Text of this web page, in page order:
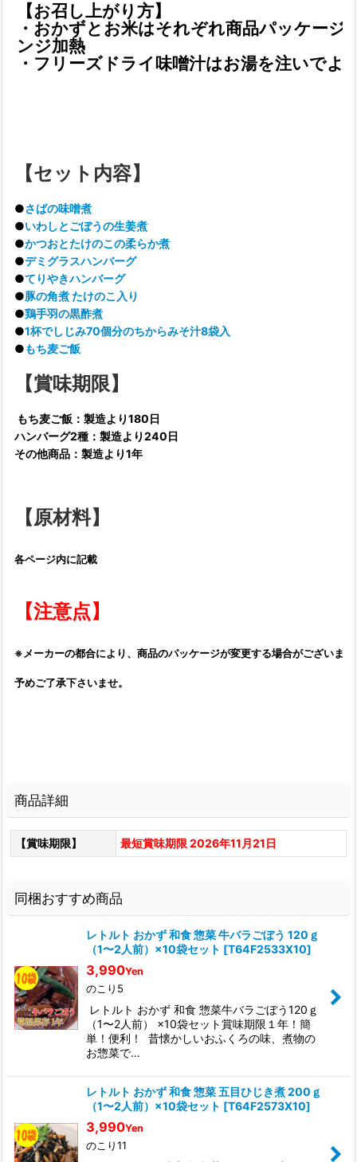
【お召し上がり方】
・おかずとお米はそれぞれ商品パッケージ
ンジ加熱
・フリーズドライ味噌汁はお湯を注いでよ
【セット内容】
●さばの味噌煮
●いわしとごぼうの生姜煮
●かつおとたけのこの柔らか煮
●デミグラスハンバーグ
●てりやきハンバーグ
●豚の角煮 たけのこ入り
●鶏手羽の黒酢煮
●1杯でしじみ70個分のちからみそ汁8袋入
●もち麦ご飯
【賞味期限】
もち麦ご飯：製造より180日
ハンバーグ2種：製造より240日
その他商品：製造より1年
【原材料】
各ページ内に記載
【注意点】
※メーカーの都合により、商品のパッケージが変更する場合がございます
予めご了承下さいませ。
商品詳細
【賞味期限】 最短賞味期限 2026年11月21日
同梱おすすめ商品
レトルト おかず 和食 惣菜 牛バラごぼう 120ｇ
（1〜2人前）×10袋セット [T64F2533X10]
3,990Yen
のこり5
レトルト おかず 和食 惣菜牛バラごぼう120ｇ
（1〜2人前） ×10袋セット賞味期限１年！簡
単！便利！ 昔懐かしいおふくろの味、煮物の
お惣菜で…
レトルト おかず 和食 惣菜 五目ひじき煮 200ｇ
（1〜2人前）×10袋セット [T64F2573X10]
3,990Yen
のこり11